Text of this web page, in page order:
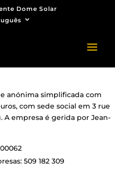
Dome Solar
anónima simplificada com
com sede social em 3 rue
A empresa é gerida por Jean-
509 182 309